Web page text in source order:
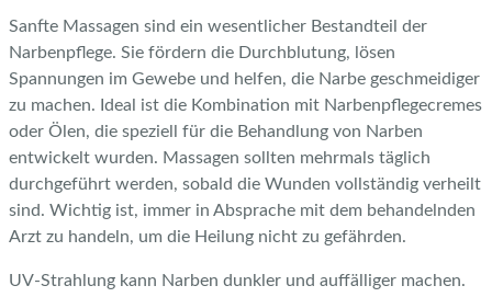
Sanfte Massagen sind ein wesentlicher Bestandteil der
Narbenpflege. Sie fördern die Durchblutung, lösen
Spannungen im Gewebe und helfen, die Narbe geschmeidiger
zu machen. Ideal ist die Kombination mit Narbenpflegecremes
oder Ölen, die speziell für die Behandlung von Narben
entwickelt wurden. Massagen sollten mehrmals täglich
durchgeführt werden, sobald die Wunden vollständig verheilt
sind. Wichtig ist, immer in Absprache mit dem behandelnden
Arzt zu handeln, um die Heilung nicht zu gefährden.
UV-Strahlung kann Narben dunkler und auffälliger machen.